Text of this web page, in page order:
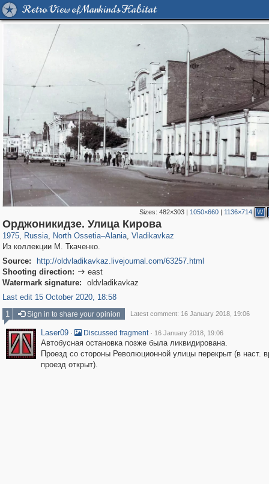
Retro View of Mankind's Habitat
Sizes: 482×303| 1050×660| 1136×714 W
Орджоникидзе. Улица Кирова
1975, Russia
1,407,361 29,248
, North Ossetia–Alania
2,611 22
, Vladikavkaz
2,206 22
Из коллекции М. Ткаченко.
Source:
http://oldvladikavkaz.livejournal.com/63257.html
Shooting direction:  east
Watermark signature:
oldvladikavkaz
Last edit 15 October 2020, 18:58
1
Sign in to share your opinion Latest comment: 16 January 2018, 19:06
Laser09 · Discussed fragment · 16 January 2018, 19:06
Автобусная остановка позже была ликвидирована.
Проезд со стороны Революционной улицы перекрыт (в наст.
проезд открыт).